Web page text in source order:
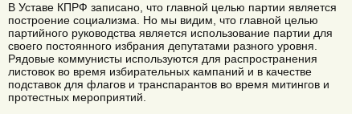
В Уставе КПРФ записано, что главной целью партии является
построение социализма. Но мы видим, что главной целью
партийного руководства является использование партии для
своего постоянного избрания депутатами разного уровня.
Рядовые коммунисты используются для распространения
листовок во время избирательных кампаний и в качестве
подставок для флагов и транспарантов во время митингов и
протестных мероприятий.